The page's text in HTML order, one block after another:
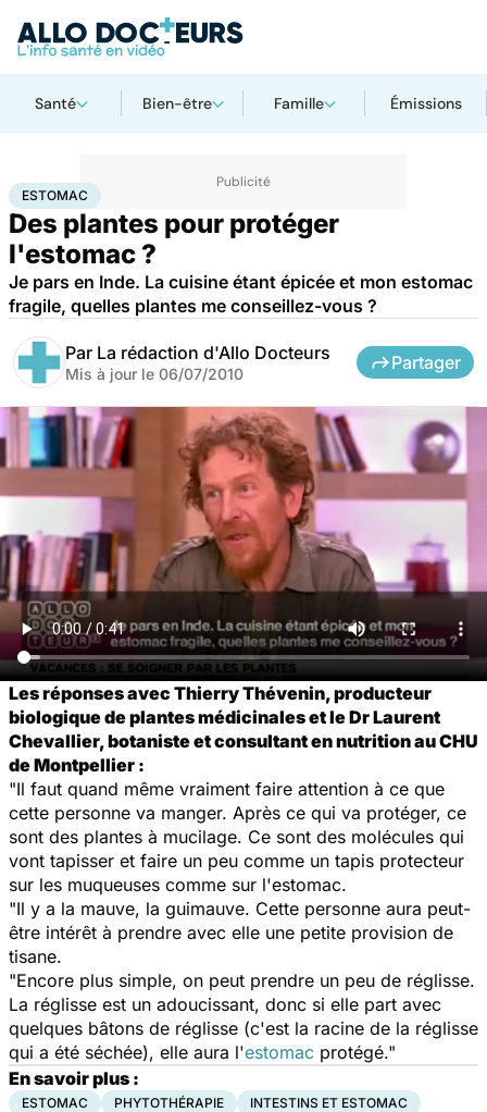
Santé Bien-être Famille Émissions
AccueilBien-être
ESTOMAC
Des plantes pour protéger
l'estomac ?
Je pars en Inde. La cuisine étant épicée et mon estomac
fragile, quelles plantes me conseillez-vous ?
Par La rédaction d'Allo Docteurs
Mis à jour le 06/07/2010
Partager
Les réponses avec Thierry Thévenin, producteur
biologique de plantes médicinales et le Dr Laurent
Chevallier, botaniste et consultant en nutrition au CHU
de Montpellier :
"Il faut quand même vraiment faire attention à ce que
cette personne va manger. Après ce qui va protéger, ce
sont des plantes à mucilage. Ce sont des molécules qui
vont tapisser et faire un peu comme un tapis protecteur
sur les muqueuses comme sur l'estomac.
"Il y a la mauve, la guimauve. Cette personne aura peut-
être intérêt à prendre avec elle une petite provision de
tisane.
"Encore plus simple, on peut prendre un peu de réglisse.
La réglisse est un adoucissant, donc si elle part avec
quelques bâtons de réglisse (c'est la racine de la réglisse
qui a été séchée), elle aura l'estomac protégé."
En savoir plus :
ESTOMAC PHYTOTHÉRAPIE
INTESTINS ET ESTOMAC